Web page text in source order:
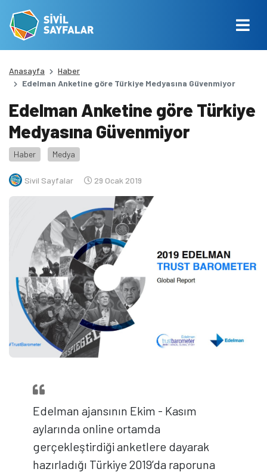
Anasayfa
Haber
Edelman Anketine göre Türkiye Medyasına Güvenmiyor
Edelman Anketine göre Türkiye
Medyasına Güvenmiyor
Haber Medya
Sivil Sayfalar 29 Ocak 2019
Edelman ajansının Ekim - Kasım
aylarında online ortamda
gerçekleştirdiği anketlere dayarak
hazırladığı Türkiye 2019’da raporuna